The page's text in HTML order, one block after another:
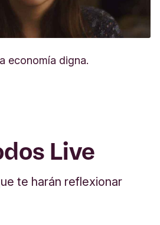
economía digna.
Live
te harán reflexionar